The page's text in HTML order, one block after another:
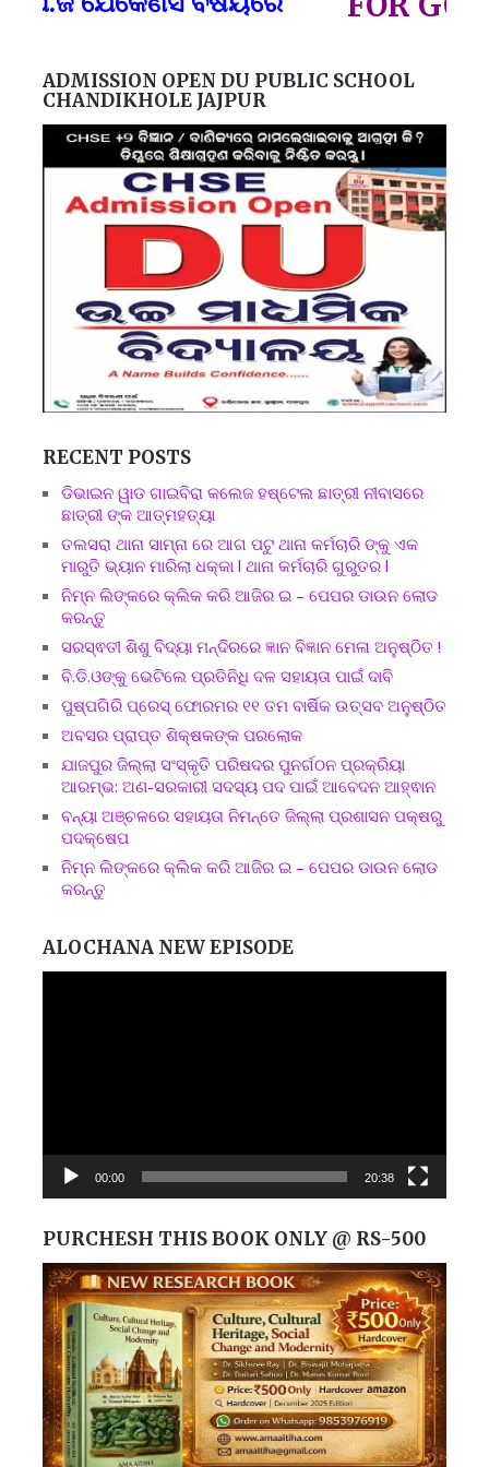
ADMISSION OPEN DU PUBLIC SCHOOL
CHANDIKHOLE JAJPUR
RECENT POSTS
ଡିଭାଇନ ୱାଡ ଗାଇବିରା କଲେଜ ହଷ୍ଟେଲ ଛାତ୍ରୀ ନୀବାସରେ
ଛାତ୍ରୀ ଙ୍କ ଆତ୍ମହତ୍ୟା
ତଲସରା ଥାନା ସାମ୍ନା ରେ ଆଗ ପଟୁ ଥାନା କର୍ମଚାରି ଙ୍କୁ ଏକ
ମାରୁତି ଭ୍ୟାନ ମାରିଲା ଧକ୍କା l ଥାନା କର୍ମଚାରି ଗୁରୁତର l
ନିମ୍ନ ଲିଙ୍କରେ କ୍ଲିକ କରି ଆଜିର ଇ – ପେପର ଡାଉନ ଲୋଡ
କରନ୍ତୁ
ସରସ୍ଵତୀ ଶିଶୁ ବିଦ୍ୟା ମନ୍ଦିରରେ ଜ୍ଞାନ ବିଜ୍ଞାନ ମେଳା ଅନୁଷ୍ଠିତ !
ବି.ଡି.ଓଙ୍କୁ ଭେଟିଲେ ପ୍ରତିନିଧି ଦଳ ସହାୟତା ପାଇଁ ଦାବି
ପୁଷ୍ପଗିରି ପ୍ରେସ୍ ଫୋରମର ୧୧ ତମ ବାର୍ଷିକ ଉତ୍ସବ ଅନୁଷ୍ଠିତ
ଅବସର ପ୍ରାପ୍ତ ଶିକ୍ଷକଙ୍କ ପରଲୋକ
ଯାଜପୁର ଜିଲ୍ଲା ସଂସ୍କୃତି ପରିଷଦର ପୁନର୍ଗଠନ ପ୍ରକ୍ରିୟା
ଆରମ୍ଭ: ଅଣ-ସରକାରୀ ସଦସ୍ୟ ପଦ ପାଇଁ ଆବେଦନ ଆହ୍ଵାନ
ବନ୍ୟା ଅଞ୍ଚଳରେ ସହାୟତା ନିମନ୍ତେ ଜିଲ୍ଲା ପ୍ରଶାସନ ପକ୍ଷରୁ
ପଦକ୍ଷେପ
ନିମ୍ନ ଲିଙ୍କରେ କ୍ଲିକ କରି ଆଜିର ଇ – ପେପର ଡାଉନ ଲୋଡ
କରନ୍ତୁ
ALOCHANA NEW EPISODE
00:00 20:38
PURCHESH THIS BOOK ONLY @ RS-500